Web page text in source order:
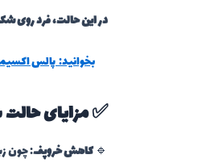
در این حالت، فرد روی
بخوانید:پالس
✅ مزایای
🔹 کاهش خروپف: چون